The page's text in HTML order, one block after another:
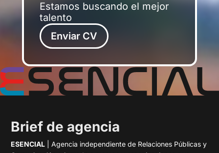
Estamos buscando el mejor
talento
Enviar CV
Brief de agencia
ESENCIAL | Agencia independiente de Relaciones Públicas y